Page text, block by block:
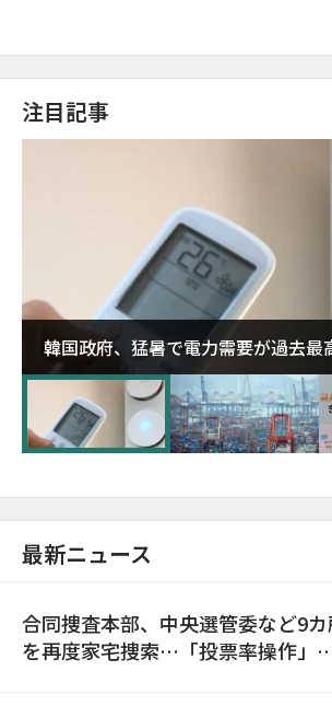
注目記事
韓国政府、猛暑で電力需要が過去最
に需給対応体制を点検
最新ニュース
合同捜査本部、中央選管委など9
を再度家宅捜索…「投票率操作」